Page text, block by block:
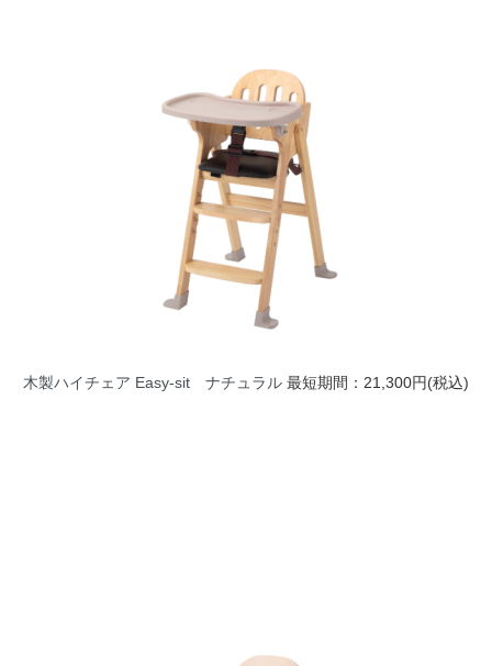
木製ハイチェア Easy-sit ナチュラル 最短期間：21,300円(税込)